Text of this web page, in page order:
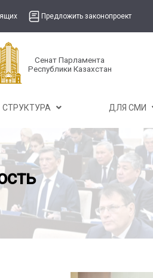
Предложить законопроект
Сенат Парламента
Республики Казахстан
СТРУКТУРА ДЛЯ СМИ